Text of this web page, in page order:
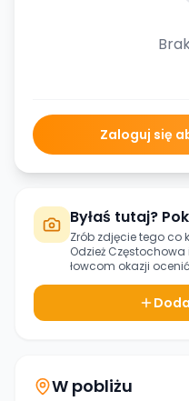
Zaloguj się
Byłaś tutaj?
Zrób zdjęcie tego co
Odzież Częstochowa
łowcom okazji
W pobliżu